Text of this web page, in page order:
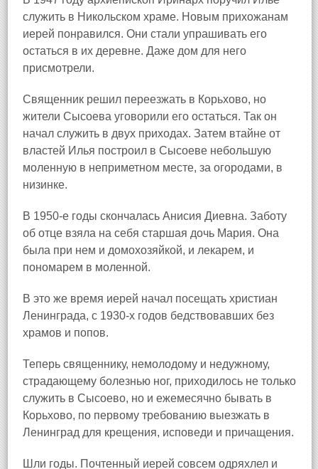
служить в Никольском храме. Новым прихожанам
иерей понравился. Они стали упрашивать его
остаться в их деревне. Даже дом для него
присмотрели.
Священник решил переезжать в Корьхово, но
жители Сысоева уговорили его остаться. Так он
начал служить в двух приходах. Затем втайне от
властей Илья построил в Сысоеве небольшую
моленную в неприметном месте, за огородами, в
низинке.
В 1950‑е годы скончалась Анисия Диевна. Заботу
об отце взяла на себя старшая дочь Мария. Она
была при нем и домохозяйкой, и лекарем, и
пономарем в моленной.
В это же время иерей начал посещать христиан
Ленинграда, с 1930‑х годов бедствовавших без
храмов и попов.
Теперь священнику, немолодому и недужному,
страдающему болезнью ног, приходилось не только
служить в Сысоево, но и ежемесячно бывать в
Корьхово, по первому требованию выезжать в
Ленинград для крещения, исповеди и причащения.
Шли годы. Почтенный иерей совсем одряхлел и